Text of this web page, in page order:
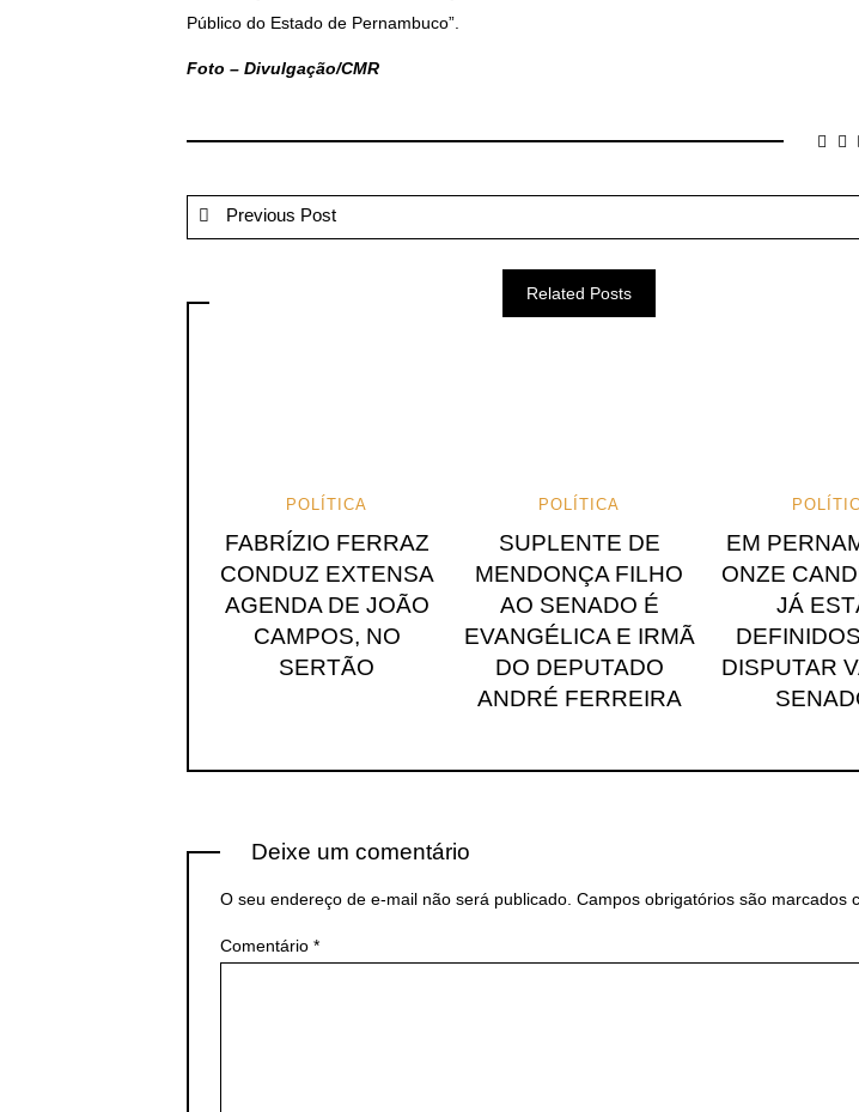
Público do Estado de Pernambuco”.
Foto – Divulgação/CMR
Previous Post
Related Posts
POLÍTICA
FABRÍZIO FERRAZ
CONDUZ EXTENSA
AGENDA DE JOÃO
CAMPOS, NO
SERTÃO
POLÍTICA
SUPLENTE DE
MENDONÇA FILHO
AO SENADO É
EVANGÉLICA E IRMÃ
DO DEPUTADO
ANDRÉ FERREIRA
EM
ONZE
JÁ
DISPUTAR
Deixe um comentário
O seu endereço de e-mail não será publicado. Campos obrigatórios são marcados
Comentário *